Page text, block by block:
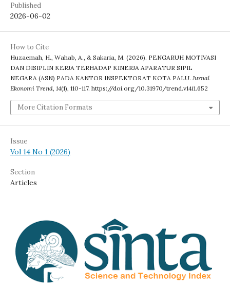
Published
2026-06-02
How to Cite
Huzaemah, H., Wahab, A., & Sakaria, M. (2026). PENGARUH MOTIVASI
DAN DISIPLIN KERJA TERHADAP KINERJA APARATUR SIPIL
NEGARA (ASN) PADA KANTOR INSPEKTORAT KOTA PALU. Jurnal
Ekonomi Trend, 14(1), 110-117. https://doi.org/10.31970/trend.v14i1.652
More Citation Formats
Issue
Vol 14 No 1 (2026)
Section
Articles